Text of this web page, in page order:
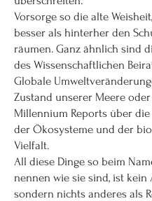
Vorsorge so die alte
besser als hinterher den
räumen. Ganz ähnlich sind
des Wissenschaftlichen
Globale
Zustand unserer Meere
Millennium Reports über
der Ökosysteme und der
Vielfalt.
All diese Dinge so beim
nennen wie sie sind, ist kein
sondern nichts anderes als